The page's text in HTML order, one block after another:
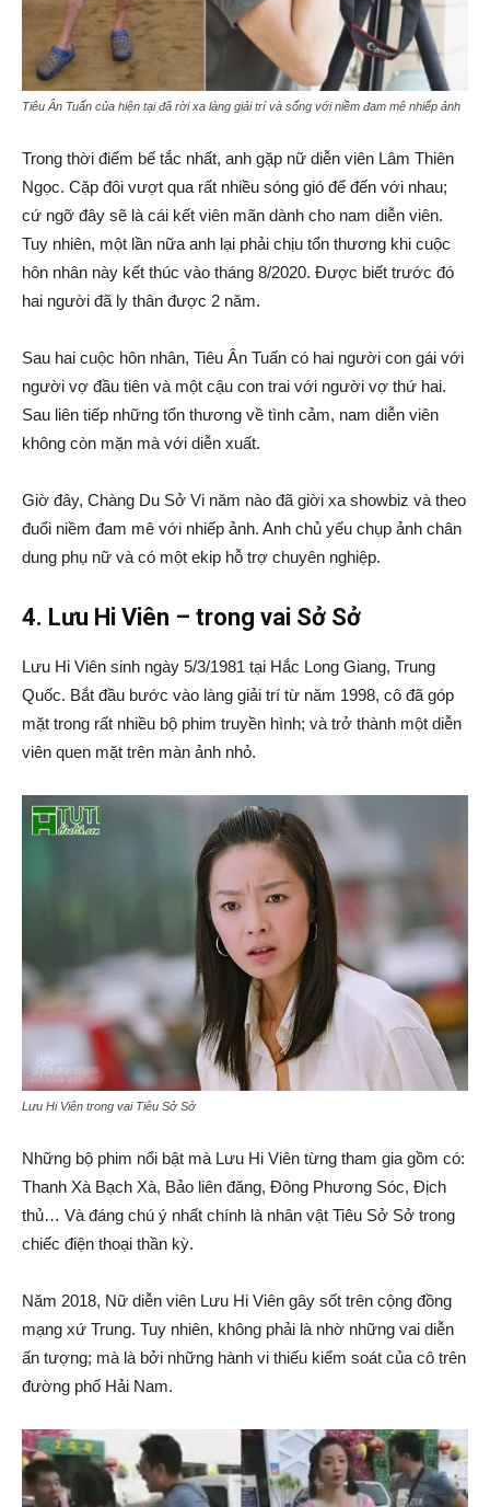
Tiêu Ân Tuấn của hiện tại đã rời xa làng giải trí và sống với niềm đam mê nhiếp ảnh
Trong thời điểm bế tắc nhất, anh gặp nữ diễn viên Lâm Thiên
Ngọc. Cặp đôi vượt qua rất nhiều sóng gió để đến với nhau;
cứ ngỡ đây sẽ là cái kết viên mãn dành cho nam diễn viên.
Tuy nhiên, một lần nữa anh lại phải chịu tổn thương khi cuộc
hôn nhân này kết thúc vào tháng 8/2020. Được biết trước đó
hai người đã ly thân được 2 năm.
Sau hai cuộc hôn nhân, Tiêu Ân Tuấn có hai người con gái với
người vợ đầu tiên và một cậu con trai với người vợ thứ hai.
Sau liên tiếp những tổn thương về tình cảm, nam diễn viên
không còn mặn mà với diễn xuất.
Giờ đây, Chàng Du Sở Vi năm nào đã giời xa showbiz và theo
đuổi niềm đam mê với nhiếp ảnh. Anh chủ yếu chụp ảnh chân
dung phụ nữ và có một ekip hỗ trợ chuyên nghiệp.
4. Lưu Hi Viên – trong vai Sở Sở
Lưu Hi Viên sinh ngày 5/3/1981 tại Hắc Long Giang, Trung
Quốc. Bắt đầu bước vào làng giải trí từ năm 1998, cô đã góp
mặt trong rất nhiều bộ phim truyền hình; và trở thành một diễn
viên quen mặt trên màn ảnh nhỏ.
Lưu Hi Viên trong vai Tiêu Sở Sở
Những bộ phim nổi bật mà Lưu Hi Viên từng tham gia gồm có:
Thanh Xà Bạch Xà, Bảo liên đăng, Đông Phương Sóc, Địch
thủ… Và đáng chú ý nhất chính là nhân vật Tiêu Sở Sở trong
chiếc điện thoại thần kỳ.
Năm 2018, Nữ diễn viên Lưu Hi Viên gây sốt trên cộng đồng
mạng xứ Trung. Tuy nhiên, không phải là nhờ những vai diễn
ấn tượng; mà là bởi những hành vi thiếu kiểm soát của cô trên
đường phố Hải Nam.